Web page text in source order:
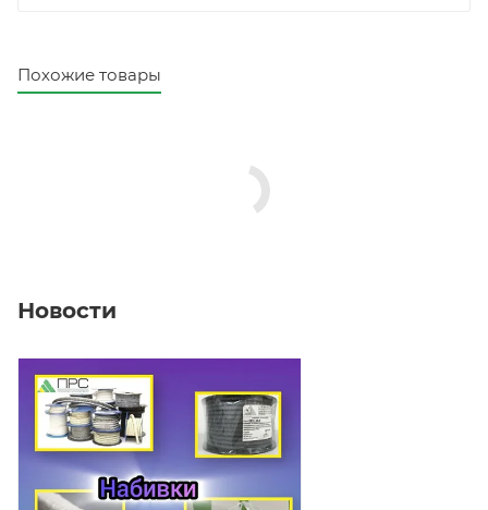
Похожие товары
Новости